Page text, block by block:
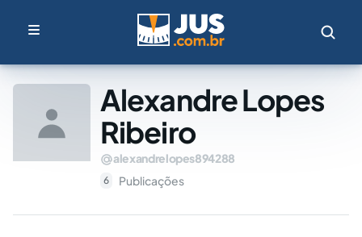
Alexandre Lopes
Ribeiro
alexandrelopes894288
6 Publicações